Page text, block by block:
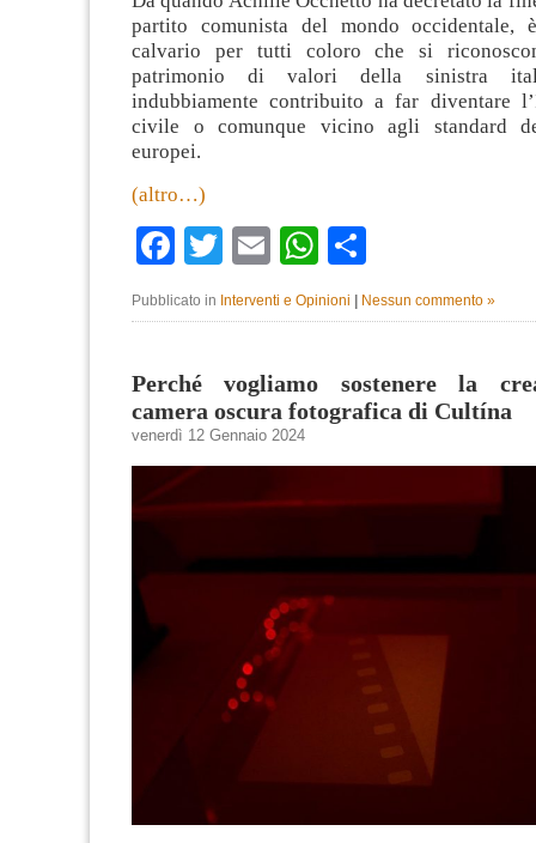
partito comunista del mondo occidentale,
calvario per tutti coloro che si
patrimonio di valori della sinistra
indubbiamente contribuito a far diventare
civile o comunque vicino agli standard
europei.
(altro…)
Facebook
TwitterEmailWhatsApp
Pubblicato in Interventi e Opinioni Nessun commento »
Perché vogliamo sostenere la
camera oscura fotografica di Cultína
venerdì 12 Gennaio 2024